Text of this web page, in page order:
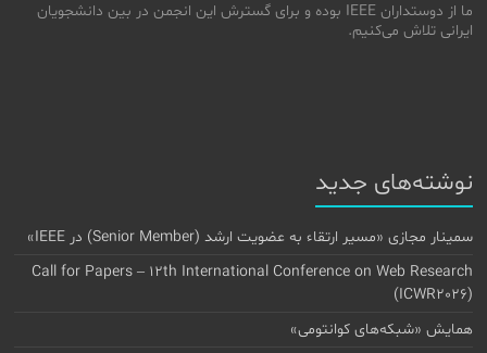
ما از دوستداران IEEE بوده و برای گسترش این انجمن در بین دانشجویان
ایرانی تلاش می‌کنیم.
نوشته‌های جدید
سمینار مجازی «مسیر ارتقاء به عضویت ارشد (Senior Member) در IEEE»
Call for Papers – 12th International Conference on Web Research
(ICWR2026)
همایش «شبکه‌های کوانتومی»